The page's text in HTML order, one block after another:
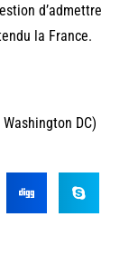
d’admettre
la France.
DC)